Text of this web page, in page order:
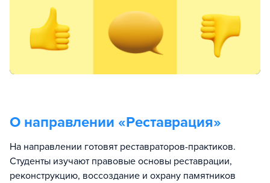
О направлении «Реставрация»
На направлении готовят реставраторов-практиков.
Студенты изучают правовые основы реставрации,
реконструкцию, воссоздание и охрану памятников